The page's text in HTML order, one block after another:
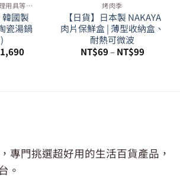
鍋碗瓢盆 餐具/廚具/料理用具等周邊
韓國製
瓷湯鍋
1,690目
烤肉季
【日貨】日本製 NAKAYA
肉片保鮮盒 | 薄型收納盒、
耐熱可微波
NT$69–NT$99
專門挑選超好用的生活百貨產品，
。